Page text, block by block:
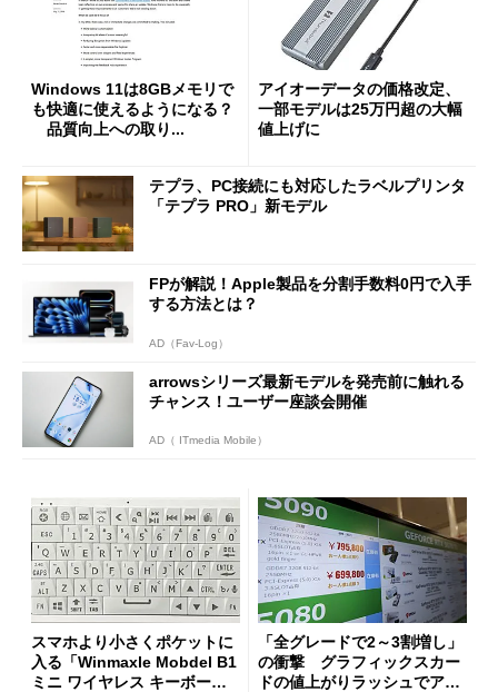
Windows 11は8GBメモリで
も快適に使えるようになる？
品質向上への取り...
アイオーデータの価格改定、
一部モデルは25万円超の大幅
値上げに
テプラ、PC接続にも対応したラベルプリンタ
「テプラ PRO」新モデル
FPが解説！Apple製品を分割手数料0円で入手
する方法とは？
AD（Fav-Log）
arrowsシリーズ最新モデルを発売前に触れる
チャンス！ユーザー座談会開催
AD（ ITmedia Mobile）
スマホより小さくポケットに
入る「Winmaxle Mobdel B1
ミニ ワイヤレス キーボー
「全グレードで2～3割増し」
の衝撃 グラフィックスカー
ドの値上がりラッシュでアキ